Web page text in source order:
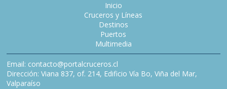
Inicio
Cruceros y Líneas
Destinos
Puertos
Multimedia
Email: contacto@portalcruceros.cl
Dirección: Viana 837, of. 214, Edificio Vía Bo, Viña del Mar,
Valparaíso